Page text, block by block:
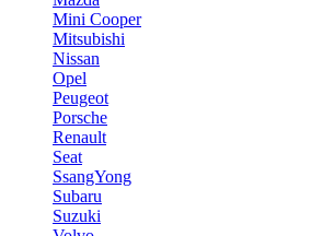
Mini Cooper
Mitsubishi
Nissan
Opel
Peugeot
Porsche
Renault
Seat
SsangYong
Subaru
Suzuki